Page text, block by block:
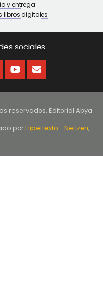
y entrega
libros digitales
sociales
reservados. Editorial Abya
porHipertexto - Netizen,